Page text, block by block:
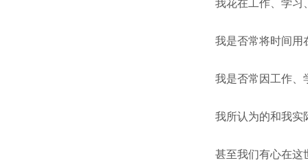
我花在工作、学习
我是否常将时间用
我是否常因工作、
我所认为的和我实
甚至我们有心在这